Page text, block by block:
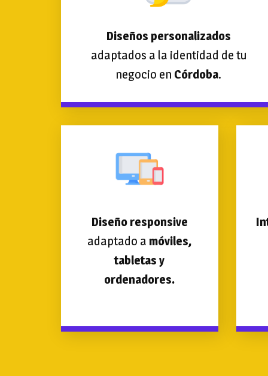
Diseños personalizados
adaptados a la identidad de tu
negocio en Córdoba.
Diseño responsive
adaptado amóviles,
tabletas y
ordenadores.